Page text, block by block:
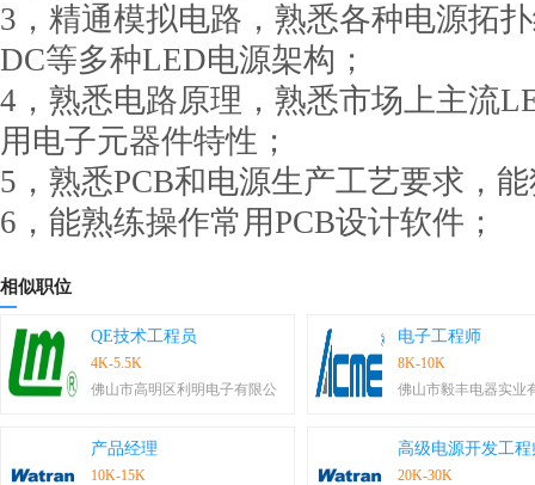
3，精通模拟电路，熟悉各种电源拓
DC等多种LED电源架构；
4，熟悉电路原理，熟悉市场上主流
用电子元器件特性；
5，熟悉PCB和电源生产工艺要求，
6，能熟练操作常用PCB设计软件；
相似职位
QE技术工程员
4K-5.5K
佛山市高明区利明电子有限公
电子工程师
8K-10K
佛山市毅丰电器实业
产品经理
10K-15K
高级电源开发工程
20K-30K